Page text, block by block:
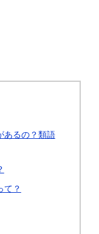
あるの？類語
て？